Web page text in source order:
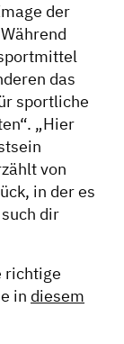
der
das
sportliche
„Hier
von
in der es
dir
richtige
in diesem